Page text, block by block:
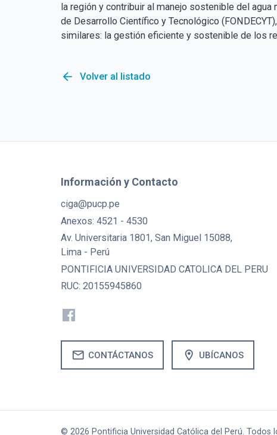
la región y contribuir al manejo sostenible del
de Desarrollo Científico y Tecnológico
similares: la gestión eficiente y sostenible de los
arrow_back Volver al listado
Información y Contacto
ciga@pucp.pe
Anexos: 4521 - 4530
Av. Universitaria 1801, San Miguel 15088,
Lima - Perú
PONTIFICIA UNIVERSIDAD CATOLICA DEL PERU
RUC: 20155945860
mail CONTÁCTANOS location_on UBÍCANOS
© 2026 Pontificia Universidad Católica del Perú. Todos